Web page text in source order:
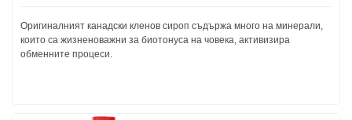
Оригиналният канадски кленов сироп съдържа много на минерали,
които са жизненоважни за биотонуса на човека, активизира
обменните процеси.